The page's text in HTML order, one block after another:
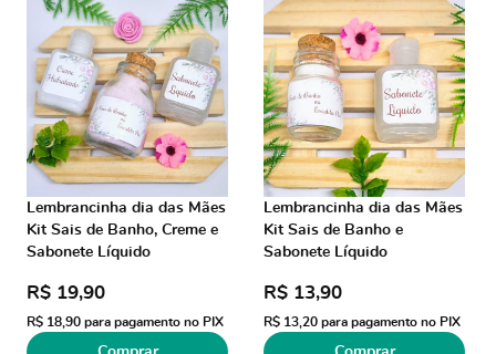
Lembrancinha dia das Mães
Kit Sais de Banho, Creme e
Sabonete Líquido
R$ 19,90
R$ 18,90 para pagamento no PIX
Lembrancinha dia das Mães
Kit Sais de Banho e
Sabonete Líquido
R$ 13,90
R$ 13,20 para pagamento no PIX